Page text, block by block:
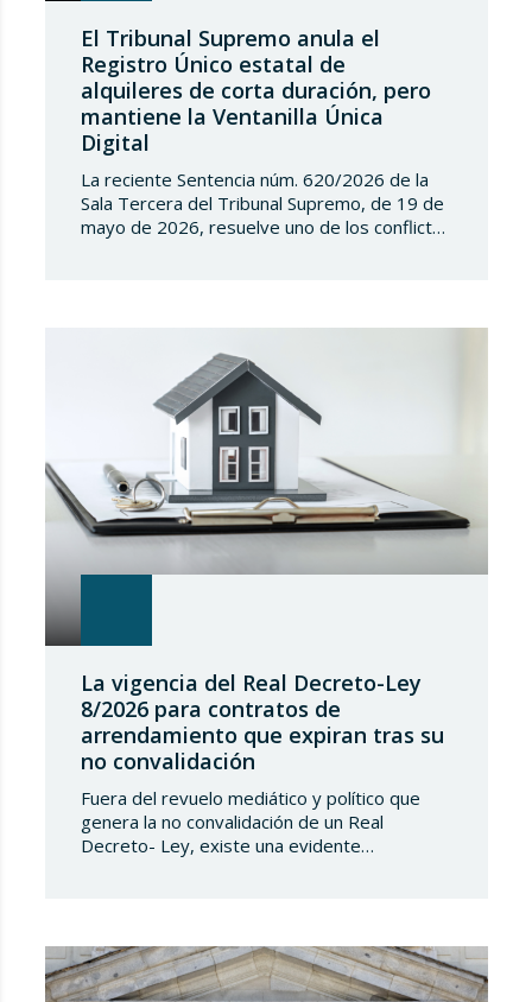
El Tribunal Supremo anula el
Registro Único estatal de
alquileres de corta duración, pero
mantiene la Ventanilla Única
Digital
La reciente Sentencia núm. 620/2026 de la
Sala Tercera del Tribunal Supremo, de 19 de
mayo de 2026, resuelve uno de los conflictos
implantar un Registro Único de
La vigencia del Real Decreto-Ley
8/2026 para contratos de
arrendamiento que expiran tras su
no convalidación
Fuera del revuelo mediático y político que
genera la no convalidación de un Real
Decreto- Ley, existe una evidente
caso del Real Decreto-Ley 8/2026, de 20 de
marzo, de medidas en el alquiler en
respuesta…